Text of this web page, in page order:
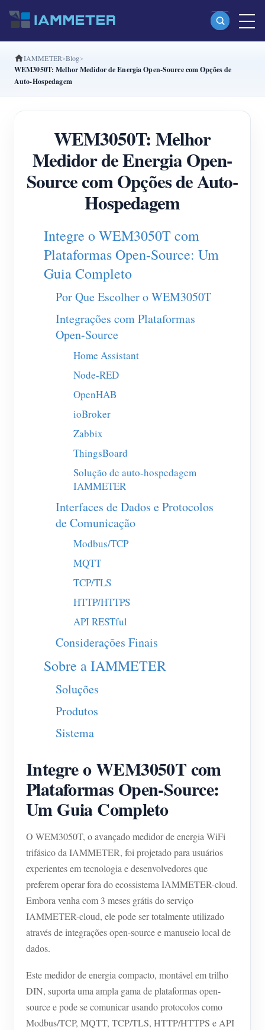
Produtos
Fase dividida Medidor de energia Wi-Fi (WEM2067)
Trifásico Medidor de energia Wi-Fi (WEM3080T)
Trifásico Medidor de energia Wi-Fi (WEM3046T)
Trifásico Medidor de energia Wi-Fi (WEM3050T)
Controlador de potência WiFi
Serviço de hospedagem própria
Carregador EV
IAMMETER Simulator
Medidor virtual
Sistema de previsão e simulação de energia
Aplicações
Monitor de consumo de eletricidade
Sistema de controle de aquecedor FV
Automação residencial
Monitoramento de energia da fábrica
Loja
Recursos
Início rápido do produto
Documento
Vídeo tutorial
FAQ
Notícias
Blog
Comunidade
Programa de contribuidores
Centro de contribuidores
Atividades IAMMETER
Fórum
Ranking FV
Contato
Sobre nós
IAMMETER Blog
WEM3050T: Melhor Medidor de Energia Open-Source com Opções de
Auto-Hospedagem
WEM3050T: Melhor
Medidor de Energia Open-
Source com Opções de Auto-
Hospedagem
Integre o WEM3050T com
Plataformas Open-Source: Um
Guia Completo
Por Que Escolher o WEM3050T
Integrações com Plataformas
Open-Source
Home Assistant
Node-RED
OpenHAB
ioBroker
Zabbix
ThingsBoard
Solução de auto-hospedagem
IAMMETER
Interfaces de Dados e Protocolos
de Comunicação
Modbus/TCP
MQTT
TCP/TLS
HTTP/HTTPS
API RESTful
Considerações Finais
Sobre a IAMMETER
Soluções
Produtos
Sistema
Integre o WEM3050T com
Plataformas Open-Source:
Um Guia Completo
O WEM3050T, o avançado medidor de energia WiFi
trifásico da IAMMETER, foi projetado para usuários
experientes em tecnologia e desenvolvedores que
preferem operar fora do ecossistema IAMMETER-cloud.
Embora venha com 3 meses grátis do serviço
IAMMETER-cloud, ele pode ser totalmente utilizado
através de integrações open-source e manuseio local de
dados.
Este medidor de energia compacto, montável em trilho
DIN, suporta uma ampla gama de plataformas open-
source e pode se comunicar usando protocolos como
Modbus/TCP, MQTT, TCP/TLS, HTTP/HTTPS e API